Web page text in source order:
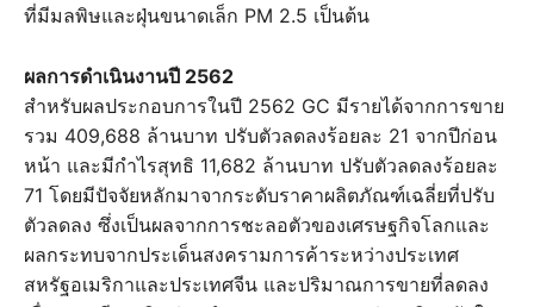
ที่มีมลพิษและฝุ่นขนาดเล็ก PM 2.5 เป็นต้น
ผลการดำเนินงานปี 2562
สำหรับผลประกอบการในปี 2562 GC มีรายได้จากการขาย
รวม 409,688 ล้านบาท ปรับตัวลดลงร้อยละ 21 จากปีก่อน
หน้า และมีกำไรสุทธิ 11,682 ล้านบาท ปรับตัวลดลงร้อยละ
71 โดยมีปัจจัยหลักมาจากระดับราคาผลิตภัณฑ์เฉลี่ยที่ปรับ
ตัวลดลง ซึ่งเป็นผลจากการชะลอตัวของเศรษฐกิจโลกและ
ผลกระทบจากประเด็นสงครามการค้าระหว่างประเทศ
สหรัฐอเมริกาและประเทศจีน และปริมาณการขายที่ลดลง